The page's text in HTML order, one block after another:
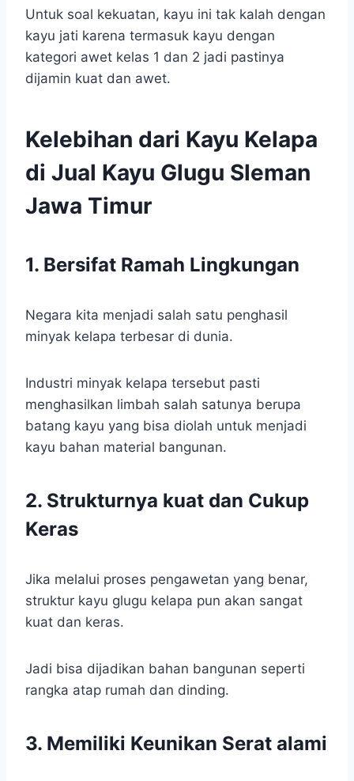
Untuk soal kekuatan, kayu ini tak kalah dengan
kayu jati karena termasuk kayu dengan
kategori awet kelas 1 dan 2 jadi pastinya
dijamin kuat dan awet.
Kelebihan dari Kayu Kelapa
di Jual Kayu Glugu Sleman
Jawa Timur
1. Bersifat Ramah Lingkungan
Negara kita menjadi salah satu penghasil
minyak kelapa terbesar di dunia.
Industri minyak kelapa tersebut pasti
menghasilkan limbah salah satunya berupa
batang kayu yang bisa diolah untuk menjadi
kayu bahan material bangunan.
2. Strukturnya kuat dan Cukup
Keras
Jika melalui proses pengawetan yang benar,
struktur kayu glugu kelapa pun akan sangat
kuat dan keras.
Jadi bisa dijadikan bahan bangunan seperti
rangka atap rumah dan dinding.
3. Memiliki Keunikan Serat alami